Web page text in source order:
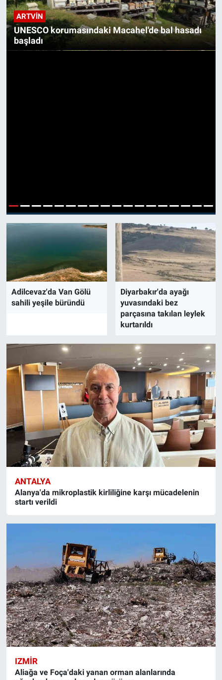
ARTVIN
UNESCO korumasındaki Macahel'de bal hasadı
başladı
1 2 3 4 5 6 7 8 9 101112131415161718
Adilcevaz'da Van Gölü
sahili yeşile büründü
Diyarbakır'da ayağı
yuvasındaki bez
parçasına takılan leylek
kurtarıldı
ANTALYA
Alanya'da mikroplastik kirliliğine karşı mücadelenin
startı verildi
IZMIR
Aliağa ve Foça'daki yanan orman alanlarında